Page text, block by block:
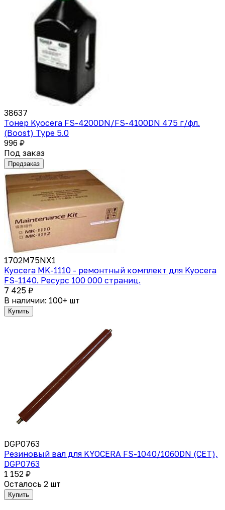
38637
Тонер Kyocera FS-4200DN/FS-4100DN 475 г/фл.
(Boost) Type 5.0
996 ₽
Под заказ
Предзаказ
1702M75NX1
Kyocera MK-1110 - ремонтный комплект для Kyocera
FS-1140. Ресурс 100 000 страниц.
7 425 ₽
В наличии: 100+ шт
Купить
DGP0763
Резиновый вал для KYOCERA FS-1040/1060DN (CET),
DGP0763
1 152 ₽
Осталось 2 шт
Купить